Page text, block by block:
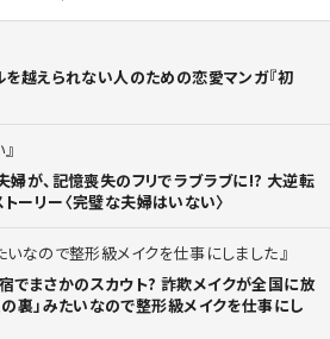
を越えられない人のための恋愛マンガ『初
婦が、記憶喪失のフリでラブラブに!? 大逆転
ーリー〈完璧な夫婦はいない〉
いなので整形級メイクを仕事にしました
でまさかのスカウト? 詐欺メイクが全国に放
裏」みたいなので整形級メイクを仕事にし